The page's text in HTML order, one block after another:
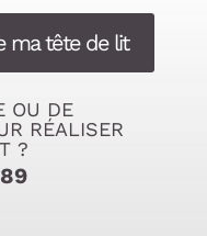
ma tête de lit
OU DE
RÉALISER
?